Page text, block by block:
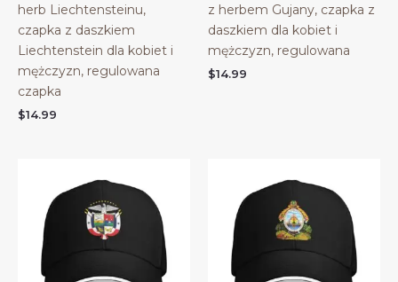
herb Liechtensteinu,
czapka z daszkiem
Liechtenstein dla kobiet i
mężczyzn, regulowana
czapka
$14.99
z herbem Gujany, czapka z
daszkiem dla kobiet i
mężczyzn, regulowana
$14.99